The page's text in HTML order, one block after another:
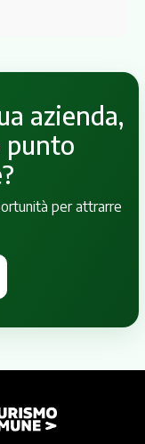
azienda,
punto
per attrarre